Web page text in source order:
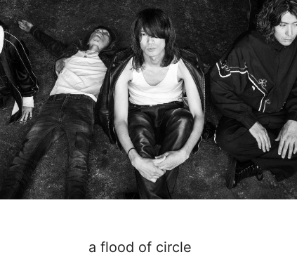
a flood of circle